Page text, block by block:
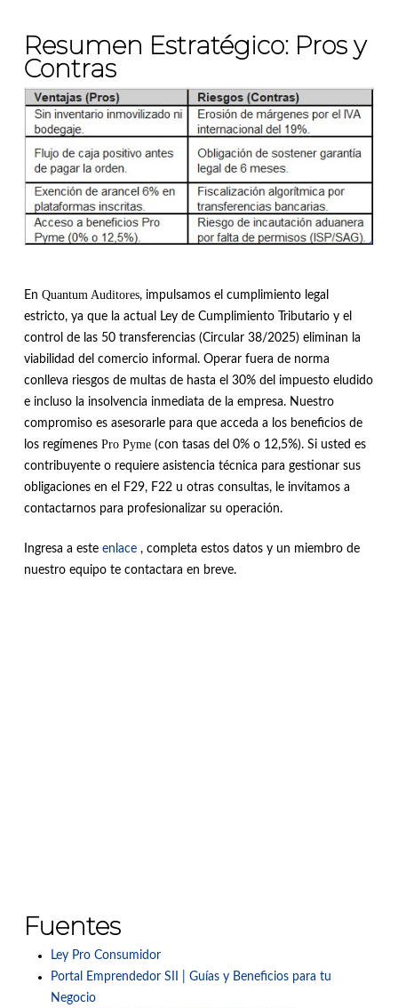
Resumen Estratégico: Pros y
Contras
En Quantum Auditores, impulsamos el cumplimiento legal
estricto, ya que la actual Ley de Cumplimiento Tributario y el
control de las 50 transferencias (Circular 38/2025) eliminan la
viabilidad del comercio informal . Operar fuera de norma
conlleva riesgos de multas de hasta el 30% del impuesto eludido
e incluso la insolvencia inmediata de la empresa. Nuestro
compromiso es asesorarle para que acceda a los beneficios de
los regímenes Pro Pyme(con tasas del 0% o 12,5%). Si usted es
contribuyente o requiere asistencia técnica para gestionar sus
obligaciones en el F29, F22 u otras consultas, le invitamos a
contactarnos para profesionalizar su operación.
Ingresa a este enlace, completa estos datos y un miembro de
nuestro equipo te contactara en breve.
Fuentes
Ley Pro Consumidor
Portal Emprendedor SII | Guías y Beneficios para tu
Negocio